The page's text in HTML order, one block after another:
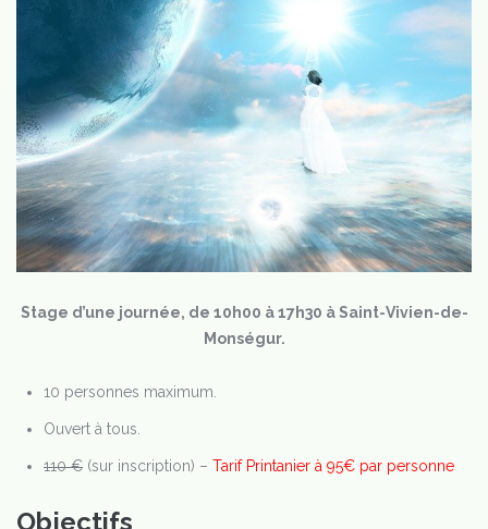
Stage d’une journée, de 10h00 à 17h30 à Saint-Vivien-de-
Monségur.
10 personnes maximum.
Ouvert à tous.
110 € (sur inscription) – Tarif Printanier à 95€ par personne
Objectifs